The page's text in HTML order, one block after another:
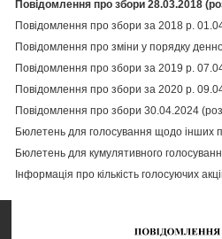
Повідомлення про збори 28.03.2018
Повідомлення про збори за 2018 р.
Повідомлення про зміни у порядку
Повідомлення про збори за 2019 р.
Повідомлення про збори за 2020 р.
Повідомлення про збори 30.04.2024
Бюлетень для голосування щодо інших
Бюлетень для кумулятивного
Інформація про кількість голосуючих